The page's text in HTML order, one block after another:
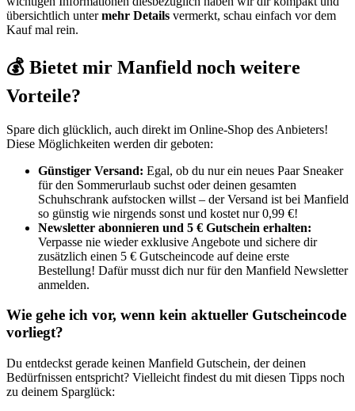
übersichtlich untermehr Details vermerkt, schau einfach vor dem
Kauf mal rein.
💰 Bietet mir Manfield noch weitere
Vorteile?
Spare dich glücklich, auch direkt im Online-Shop des Anbieters!
Diese Möglichkeiten werden dir geboten:
Günstiger Versand: Egal, ob du nur ein neues Paar Sneaker
für den Sommerurlaub suchst oder deinen gesamten
Schuhschrank aufstocken willst – der Versand ist bei Manfield
so günstig wie nirgends sonst und kostet nur 0,99 €!
Newsletter abonnieren und 5 € Gutschein erhalten:
Verpasse nie wieder exklusive Angebote und sichere dir
zusätzlich einen 5 € Gutscheincode auf deine erste
Bestellung! Dafür musst dich nur für den Manfield Newsletter
anmelden.
Wie gehe ich vor, wenn kein aktueller Gutscheincode
vorliegt?
Du entdeckst gerade keinen Manfield Gutschein, der deinen
Bedürfnissen entspricht? Vielleicht findest du mit diesen Tipps noch
zu deinem Sparglück: